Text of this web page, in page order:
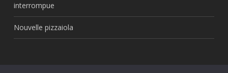
interrompue
Nouvelle pizzaiola